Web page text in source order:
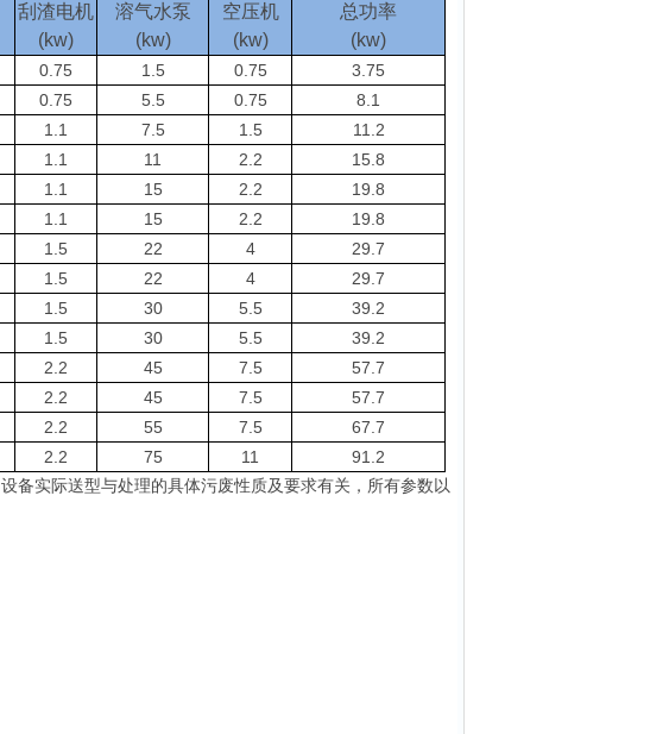
刮渣电机
(kw)
溶气水泵
(kw)
空压机
(kw)
总功率
(kw)
0.75 1.5 0.75
3.75
0.75 5.5 0.75
8.1
1.1 7.5 1.5
11.2
1.1 11 2.2
15.8
1.1 15 2.2
19.8
1.1 15 2.2
19.8
1.5 22 4
29.7
1.5 22 4
29.7
1.5 30 5.5
39.2
1.5 30 5.5
39.2
2.2 45 7.5
57.7
2.2 45 7.5
57.7
2.2 55 7.5
67.7
2.2 75 11 91.2
设备实际送型与处理的具体污废性质及要求有关， 所有参数以